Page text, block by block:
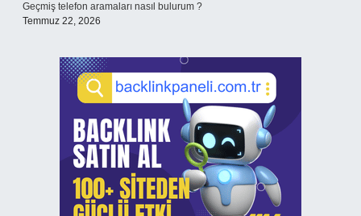
Geçmiş telefon aramaları nasıl bulurum ?
Temmuz 22, 2026